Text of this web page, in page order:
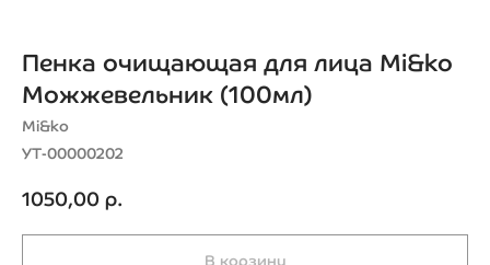
Пенка очищающая для лица Mi&ko
Можжевельник (100мл)
Mi&ko
УТ-00000202
1050,00 р.